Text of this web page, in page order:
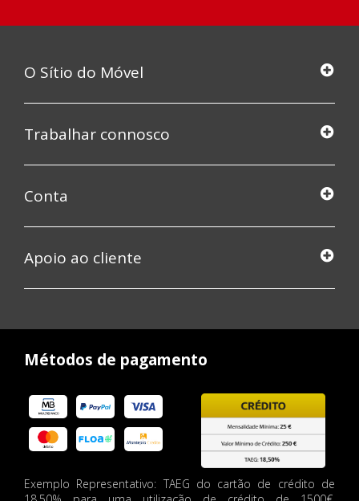
O Sítio do Móvel
Trabalhar connosco
Conta
Apoio ao cliente
Métodos de pagamento
Exemplo Representativo: TAEG do cartão de crédito de